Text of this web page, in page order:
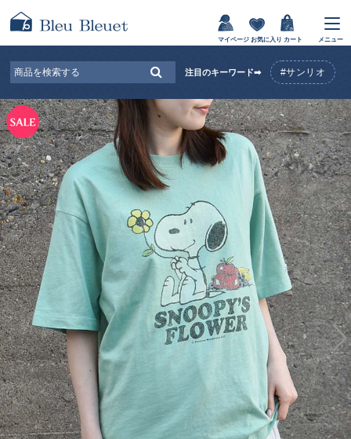
マイページ お気に入り カート メニュー
注目のキーワード➡ #サンリオ